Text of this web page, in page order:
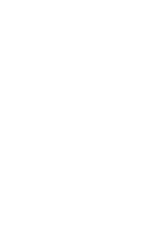
E
UTILI
DISTROFIE
FAMILIARI